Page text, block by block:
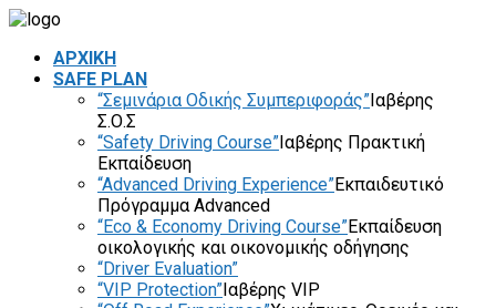
ΑΡΧΙΚΗ
SAFE PLAN
“Σεμινάρια Οδικής Συμπεριφοράς”Ιαβέρης
Σ.Ο.Σ
“Safety Driving Course”Ιαβέρης Πρακτική
Εκπαίδευση
“Advanced Driving Experience”Εκπαιδευτικό
Πρόγραμμα Advanced
“Eco & Economy Driving Course”Εκπαίδευση
οικολογικής και οικονομικής οδήγησης
“Driver Evaluation”
“VIP Protection”Ιαβέρης VIP